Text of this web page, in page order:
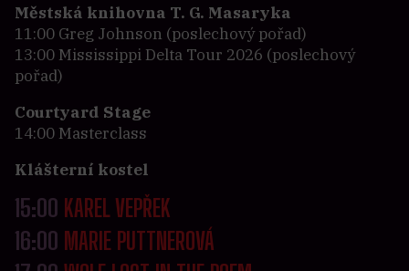
Městská knihovna T. G. Masaryka
11:00 Greg Johnson (poslechový pořad)
13:00 Mississippi Delta Tour 2026 (poslechový
pořad)
Courtyard Stage
14:00 Masterclass
Klášterní kostel
15:00 KAREL VEPŘEK
16:00 MARIE PUTTNEROVÁ